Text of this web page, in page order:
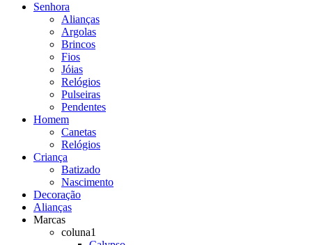
Senhora
Alianças
Argolas
Brincos
Fios
Jóias
Relógios
Pulseiras
Pendentes
Homem
Canetas
Relógios
Criança
Batizado
Nascimento
Decoração
Alianças
Marcas
coluna1